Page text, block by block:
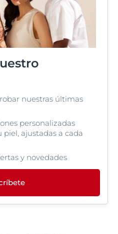
nuestras últimas
personalizadas
ajustadas a cada
y novedades